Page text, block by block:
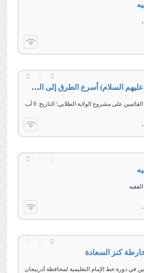
حب أهل البيت (عليهم السلام) أسرع الطرق إلى السعادة الأبدية
في لقاء لسماحته مع القائمين على مشروع الولاية الطلابي؛ التاريخ: 9 آب
خارطة كنز السعادة
في دورة خط الإمام التعليمية لمحافظة أذربيجان